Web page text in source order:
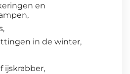
en
in de winter,
ijskrabber,